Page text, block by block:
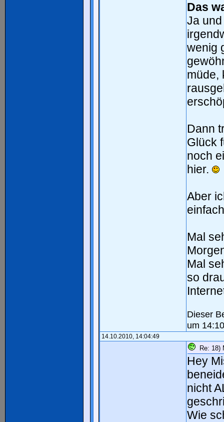
Das
Ja
wenig
müde,
Dann
Glück
noch
hier.
Aber
Mal
Mal
so
Dieser
um
14.10.2010, 14:04:49
Re: 18)
Hey
nicht
Wie